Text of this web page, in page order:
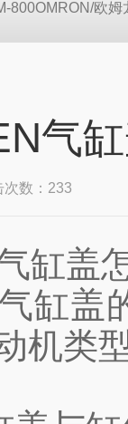
800OMRON/欧
气
次数：233
缸盖
缸盖
机类